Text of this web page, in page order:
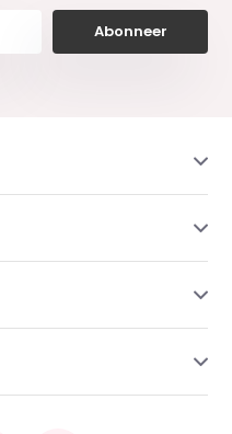
Abonneer